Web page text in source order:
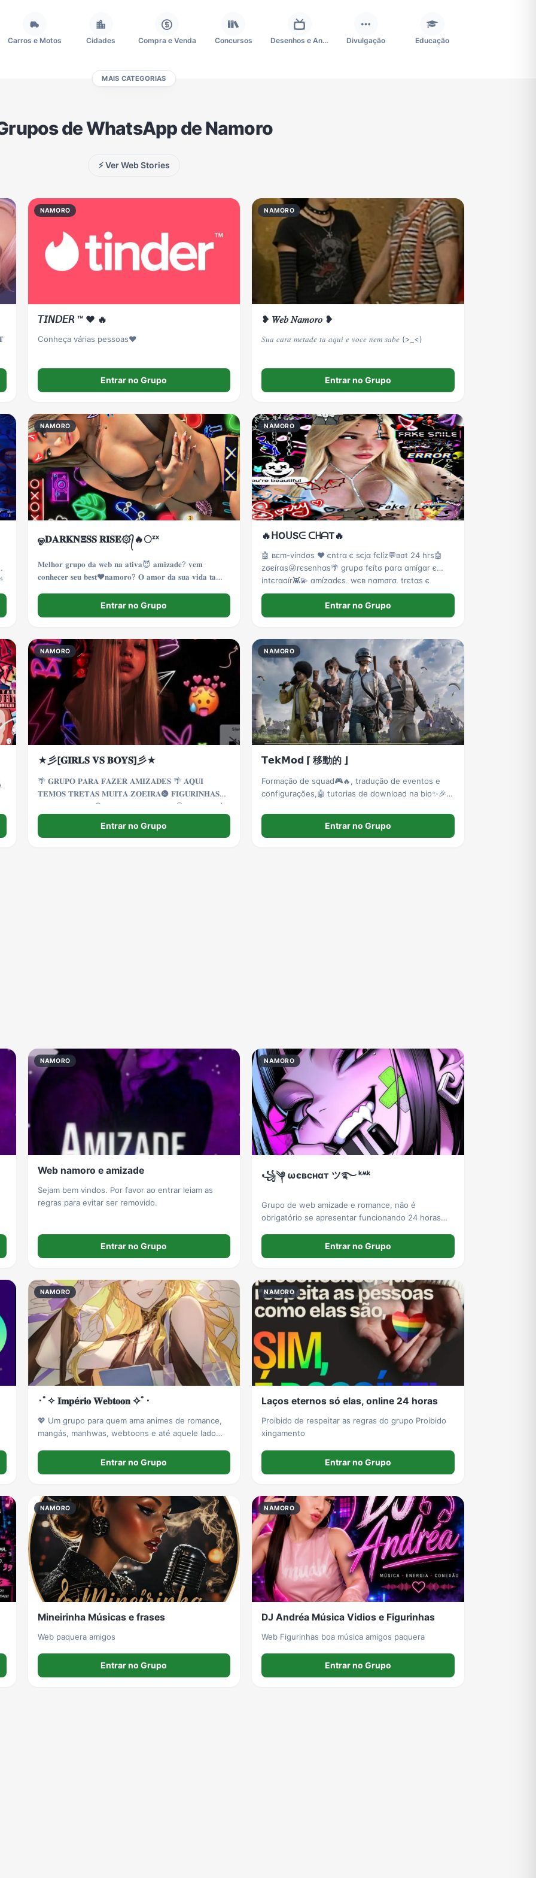
Carros e Motos Cidades Compra e Venda Concursos Desenhos e Animes Divulgação Educação
Música
MAIS CATEGORIAS
de WhatsApp de Namoro
⚡ Ver Web Stories
NAMORO
𝘛𝘐𝘕𝘋𝘌𝘙 ™ ♥︎ 🔥
Conheça várias pessoas♥️
Entrar no Grupo
NAMORO
❥ 𝑊𝑒𝑏 𝑁𝑎𝑚𝑜𝑟𝑜 ❥
𝑆𝑢𝑎 𝑐𝑎𝑟𝑎 𝑚𝑒𝑡𝑎𝑑𝑒 𝑡𝑎 𝑎𝑞𝑢𝑖 𝑒 𝑣𝑜𝑐𝑒 𝑛𝑒𝑚 𝑠𝑎𝑏𝑒 (>_<)
Entrar no Grupo
NAMORO
ஓ𝐃𝐀𝐑𝐊𝐍𝚵𝐒𝐒 𝐑𝐈𝐒𝐄۞᭄🔥🌕ᶻˣ
𝐌𝐞𝐥𝐡𝐨𝐫 𝐠𝐫𝐮𝐩𝐨 𝐝𝐚 𝐰𝐞𝐛 𝐧𝐚 𝐚𝐭𝐢𝐯𝐚😈 𝐚𝐦𝐢𝐳𝐚𝐝𝐞? 𝐯𝐞𝐦
𝐜𝐨𝐧𝐡𝐞𝐜𝐞𝐫 𝐬𝐞𝐮 𝐛𝐞𝐬𝐭❤️𝐧𝐚𝐦𝐨𝐫𝐨? 𝐎 𝐚𝐦𝐨𝐫 𝐝𝐚 𝐬𝐮𝐚 𝐯𝐢𝐝𝐚 𝐭𝐚
Entrar no Grupo
NAMORO
🔥ᕼOᑌSᕮ ᑕᕼᗩT🔥
🤖 вєm-víndσs ❤️ єntrα є sєjα fєlíz💬вσt 24 hrs🤖
zσєírαs😜rєsєnhαs🌴 grupσ fєítσ pαrα αmígαr є
íntєrαgír👾💫 αmízαdєs, wєв nαmσrσ, trєtαs є
fígurínhαs🌀 grupσ αtívσ 24 hrs💥
Entrar no Grupo
NAMORO
★彡[𝐆𝐈𝐑𝐋𝐒 𝐕𝐒 𝐁𝐎𝐘𝐒]彡★
🌴 𝐆𝐑𝐔𝐏𝐎 𝐏𝐀𝐑𝐀 𝐅𝐀𝐙𝐄𝐑 𝐀𝐌𝐈𝐙𝐀𝐃𝐄𝐒 🌴 𝐀𝐐𝐔𝐈
𝐓𝐄𝐌𝐎𝐒 𝐓𝐑𝐄𝐓𝐀𝐒 𝐌𝐔𝐈𝐓𝐀 𝐙𝐎𝐄𝐈𝐑𝐀🌚 𝐅𝐈𝐆𝐔𝐑𝐈𝐍𝐇𝐀𝐒😈
𝐖𝐄𝐁 𝐍𝐀𝐌𝐎𝐑𝐎😏 𝐒𝐇𝐈𝐓𝐏𝐎𝐒𝐓 𝐌𝐄𝐌𝐄𝐒🤓 𝐄𝐍𝐓𝐑𝐀 𝐀í
𝐕𝐈𝐃𝐀 ♥️
Entrar no Grupo
NAMORO
𝗧𝗲𝗸𝗠𝗼𝗱 ⌈ 移動的 ⌋
Formação de squad🎮🔥, tradução de eventos e
configurações,🤖 tutorias de download na bio✨️🎉💋
Entrar no Grupo
NAMORO
Web namoro e amizade
Sejam bem vindos. Por favor ao entrar leiam as
regras para evitar ser removido.
Entrar no Grupo
NAMORO
꧁༆ ωєвㅤcнαт ツ࿐ ᵏᔿᵏ
Grupo de web amizade e romance, não é
obrigatório se apresentar funcionando 24 horas
Entrar no Grupo
NAMORO
･ﾟ✧ 𝐈𝐦𝐩é𝐫𝐢𝐨 𝐖𝐞𝐛𝐭𝐨𝐨𝐧 ✧ﾟ･
💖 Um grupo para quem ama animes de romance,
mangás, manhwas, webtoons e até aquele lado
Conversar sobre seus casais favoritos ❤️ •
Recomendar animes, mangás, manhwas..
Entrar no Grupo
NAMORO
Laços eternos só elas, online 24 horas
Proibido de respeitar as regras do grupo Proibido
xingamento
Entrar no Grupo
NAMORO
Mineirinha Músicas e frases
Web paquera amigos
Entrar no Grupo
NAMORO
DJ Andréa Música Vidios e Figurinhas
Web Figurinhas boa música amigos paquera
Entrar no Grupo